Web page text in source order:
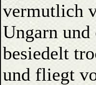
vermutlich
Ungarn und
besiedelt
und fliegt